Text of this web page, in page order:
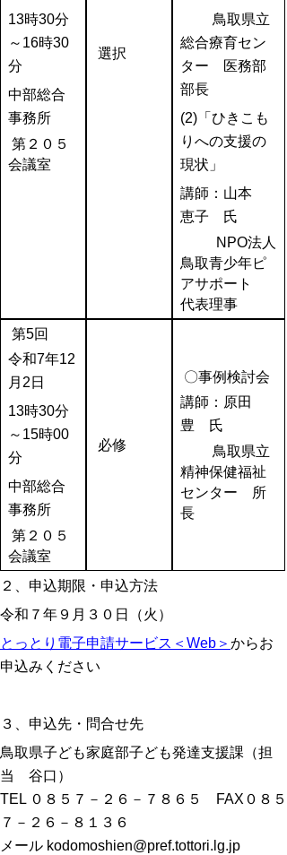
13時30分
～16時30
分
中部総合
事務所
第２０５
会議室
選択
鳥取県立
総合療育セン
ター 医務部
部長
(2)「ひきこも
りへの支援の
現状」
講師： 山本
恵子 氏
NPO法人
鳥取青少年ピ
アサポート
代表理事
第5回
令和7年12
月2日
13時30分
～15時00
分
中部総合
事務所
第２０５
会議室
必修
〇事例検討会
講師：原田
豊 氏
鳥取県立
精神保健福祉
センター 所
長
２、申込期限・申込方法
令和７年９月３０日（火）
とっとり電子申請サービス＜Web＞ からお
申込みください
３、申込先・問合せ先
鳥取県子ども家庭部子ども発達支援課（担
当 谷口）
TEL ０８５７－２６－７８６５ FAX０８５
７－２６－８１３６
メール kodomoshien@pref.tottori.lg.jp